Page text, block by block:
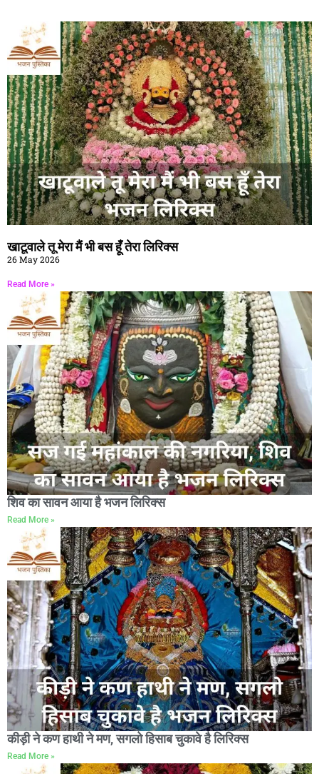
खाटूवाले तू मेरा मैं भी बस हूँ तेरा लिरिक्स
26 May 2026
Read More »
शिव का सावन आया है भजन लिरिक्स
Read More »
कीड़ी ने कण हाथी ने मण, सगलो हिसाब चुकावे है लिरिक्स
Read More »